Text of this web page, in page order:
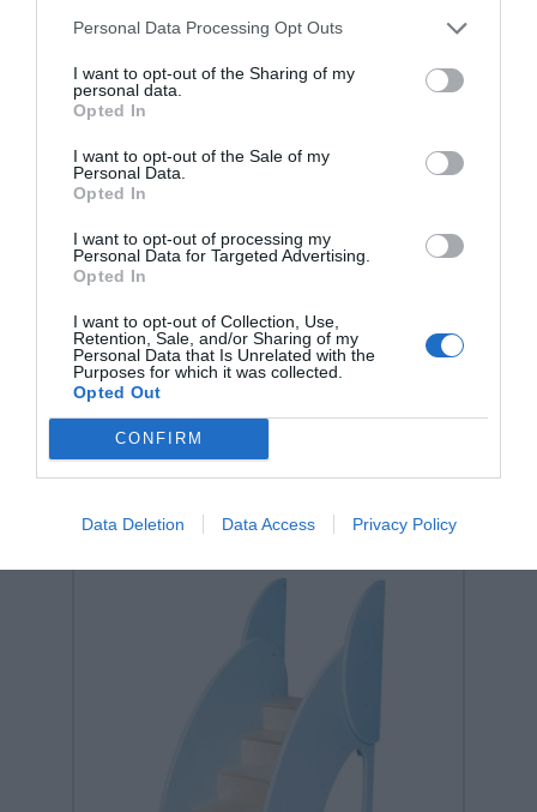
Personal Data Processing Opt Outs
I want to opt-out of the Sharing of my
personal data.
Opted In
I want to opt-out of the Sale of my
Personal Data.
Opted In
I want to opt-out of processing my
Personal Data for Targeted Advertising.
Opted In
I want to opt-out of Collection, Use,
Retention, Sale, and/or Sharing of my
Personal Data that Is Unrelated with the
Purposes for which it was collected.
Opted Out
CONFIRM
Data Deletion Data Access Privacy Policy
με τα ευρωπαϊκά πρότυπα ασφαλείας και τις
βιοδιασπώμενα υλικά). Η επιλογή της Nathan για τον
εξοπλισμό νηπιαγωγείων και κέντρων δεξιοτήτων
εγγυάται αξιοπιστία, παιδαγωγική αρτιότητα και μια
σύγχρονους εκπαιδευτικούς οργανισμούς.
Σχετικά προϊόντα